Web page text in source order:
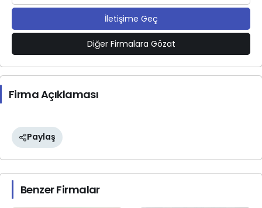
İletişime Geç
Diğer Firmalara Gözat
Firma Açıklaması
Paylaş
Benzer Firmalar